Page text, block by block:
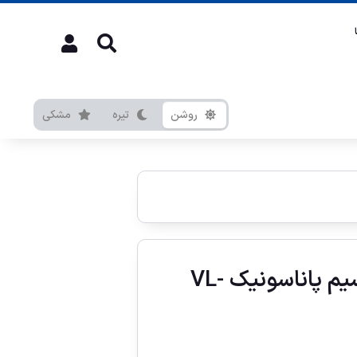
روشن تیره مشکی
آيفون تصویری بيسيم پاناسونیک VL-